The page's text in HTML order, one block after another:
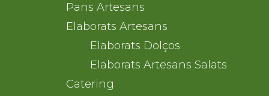
Pans Artesans
Elaborats Artesans
Elaborats Dolços
Elaborats Artesans Salats
Catering